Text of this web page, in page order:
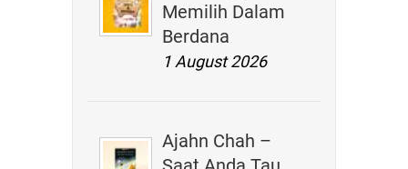
Memilih Dalam
Berdana
1 August 2026
Ajahn Chah –